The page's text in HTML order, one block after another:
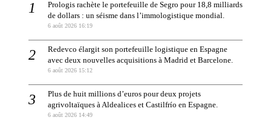
Prologis rachète le portefeuille de Segro pour 18,8 milliards
de dollars : un séisme dans l’immologistique mondial.
6 août 2026 16:19
Redevco élargit son portefeuille logistique en Espagne
avec deux nouvelles acquisitions à Madrid et Barcelone.
6 août 2026 15:12
Plus de huit millions d’euros pour deux projets
agrivoltaïques à Aldealices et Castilfrío en Espagne.
6 août 2026 14:49